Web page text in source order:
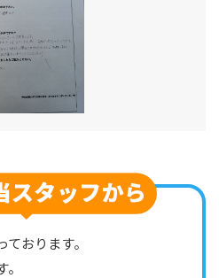
おります。